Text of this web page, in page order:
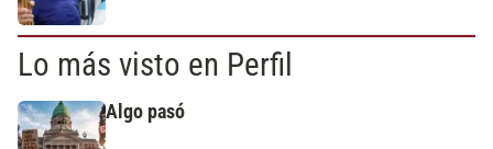
Lo más visto en Perfil
Algo pasó